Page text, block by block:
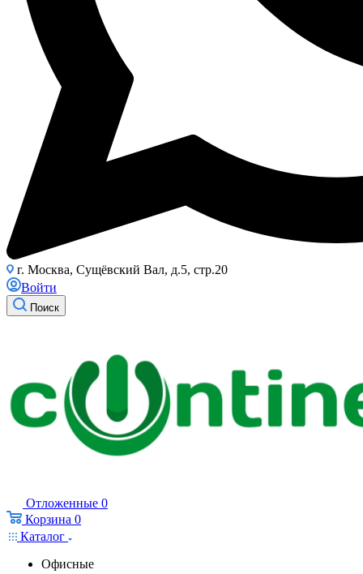
г. Москва, Сущёвский Вал, д.5, стр.20
Войти
Поиск
Отложенные 0
Корзина 0
Каталог
Офисные